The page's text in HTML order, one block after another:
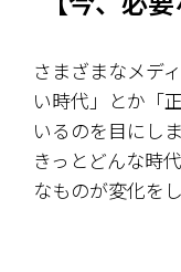
さまざまなメデ
い時代」とか「
いるのを目にし
きっとどんな時
なものが変化を